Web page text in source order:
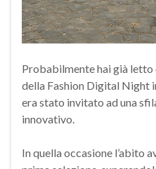
Probabilmente hai già
della Fashion Digital Night
era stato invitato ad una
innovativo.
In quella occasione l’abito